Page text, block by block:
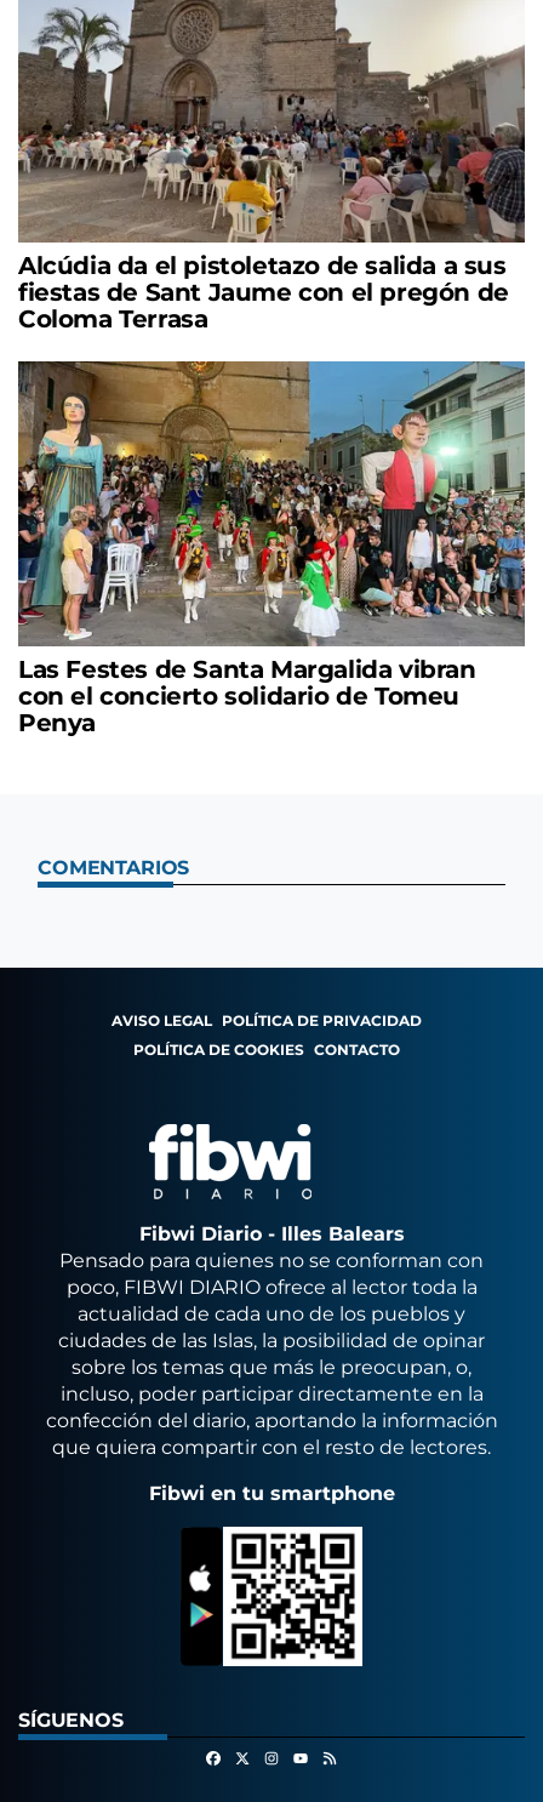
Alcúdia da el pistoletazo de salida a sus
fiestas de Sant Jaume con el pregón de
Coloma Terrasa
Las Festes de Santa Margalida vibran
con el concierto solidario de Tomeu
Penya
COMENTARIOS
AVISO LEGAL POLÍTICA DE PRIVACIDAD
POLÍTICA DE COOKIES CONTACTO
Fibwi Diario - Illes Balears
Pensado para quienes no se conforman con
poco, FIBWI DIARIO ofrece al lector toda la
actualidad de cada uno de los pueblos y
ciudades de las Islas, la posibilidad de opinar
sobre los temas que más le preocupan, o,
incluso, poder participar directamente en la
confección del diario, aportando la información
que quiera compartir con el resto de lectores.
Fibwi en tu smartphone
SÍGUENOS
FacebookInstagram